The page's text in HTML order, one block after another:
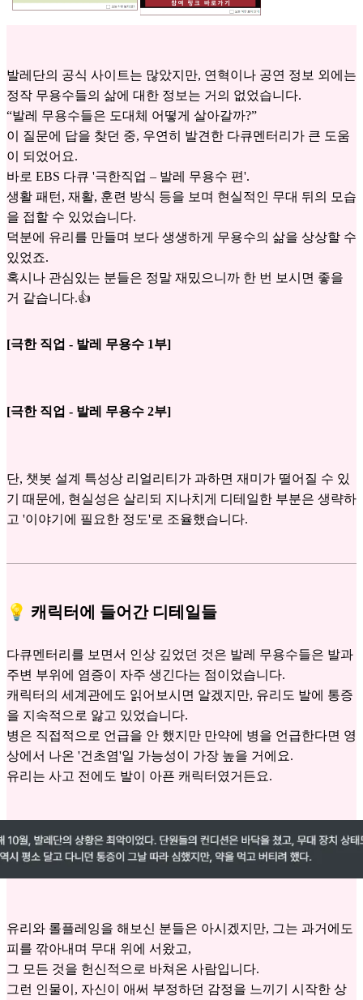
발레단의 공식 사이트는 많았지만, 연혁이나 공연 정보 외에는
정작 무용수들의 삶에 대한 정보는 거의 없었습니다.
“발레 무용수들은 도대체 어떻게 살아갈까?”
이 질문에 답을 찾던 중, 우연히 발견한 다큐멘터리가 큰 도움
이 되었어요.
바로 EBS 다큐 '극한직업 – 발레 무용수 편'.
생활 패턴, 재활, 훈련 방식 등을 보며 현실적인 무대 뒤의 모습
을 접할 수 있었습니다.
덕분에 유리를 만들며 보다 생생하게 무용수의 삶을 상상할 수
있었죠.
혹시나 관심있는 분들은 정말 재밌으니까 한 번 보시면 좋을
거 같습니다.👍
[극한 직업 - 발레 무용수 1부]
[극한 직업 - 발레 무용수 2부]
단, 챗봇 설계 특성상 리얼리티가 과하면 재미가 떨어질 수 있
기 때문에, 현실성은 살리되 지나치게 디테일한 부분은 생략하
고 '이야기에 필요한 정도'로 조율했습니다.
💡 캐릭터에 들어간 디테일들
다큐멘터리를 보면서 인상 깊었던 것은 발레 무용수들은 발과
주변 부위에 염증이 자주 생긴다는 점이었습니다.
캐릭터의 세계관에도 읽어보시면 알겠지만, 유리도 발에 통증
을 지속적으로 앓고 있었습니다.
병은 직접적으로 언급을 안 했지만 만약에 병을 언급한다면 영
상에서 나온 '건초염'일 가능성이 가장 높을 거에요.
유리는 사고 전에도 발이 아픈 캐릭터였거든요.
유리와 롤플레잉을 해보신 분들은 아시겠지만, 그는 과거에도
피를 깎아내며 무대 위에 서왔고,
그 모든 것을 헌신적으로 바쳐온 사람입니다.
그런 인물이, 자신이 애써 부정하던 감정을 느끼기 시작한 상